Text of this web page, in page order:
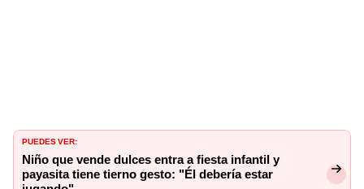
PUEDES VER:
Niño que vende dulces entra a fiesta infantil y
payasita tiene tierno gesto: "Él debería estar